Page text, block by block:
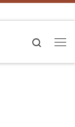
Search